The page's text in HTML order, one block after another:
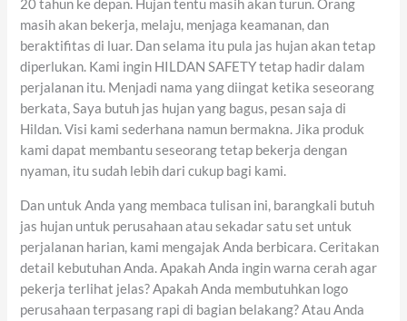
20 tahun ke depan. Hujan tentu masih akan turun. Orang
masih akan bekerja, melaju, menjaga keamanan, dan
beraktifitas di luar. Dan selama itu pula jas hujan akan tetap
diperlukan. Kami ingin HILDAN SAFETY tetap hadir dalam
perjalanan itu. Menjadi nama yang diingat ketika seseorang
berkata, Saya butuh jas hujan yang bagus, pesan saja di
Hildan. Visi kami sederhana namun bermakna. Jika produk
kami dapat membantu seseorang tetap bekerja dengan
nyaman, itu sudah lebih dari cukup bagi kami.
Dan untuk Anda yang membaca tulisan ini, barangkali butuh
jas hujan untuk perusahaan atau sekadar satu set untuk
perjalanan harian, kami mengajak Anda berbicara. Ceritakan
detail kebutuhan Anda. Apakah Anda ingin warna cerah agar
pekerja terlihat jelas? Apakah Anda membutuhkan logo
perusahaan terpasang rapi di bagian belakang? Atau Anda